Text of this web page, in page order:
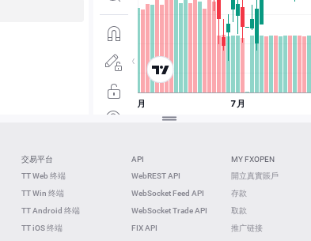
交易平台
TT Web 终端
TT Win 终端
TT Android 终端
TT iOS 终端
API
WebREST API
WebSocket Feed API
WebSocket Trade API
FIX API
MY FXOPEN
開立真實賬戶
存款
取款
推广链接